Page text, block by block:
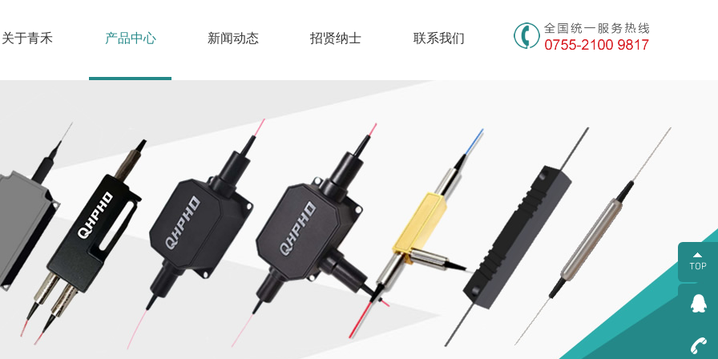
关于青禾 产品中心 新闻动态 招贤纳士 联系我们